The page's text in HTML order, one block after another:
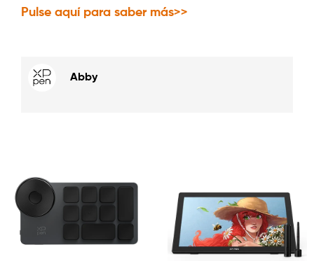
Pulse aquí para saber más>>
Abby